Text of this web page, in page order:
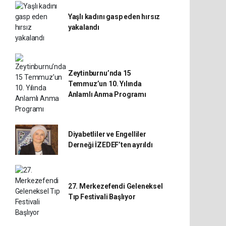
Yaşlı kadını gasp eden hırsız
yakalandı
Zeytinburnu’nda 15
Temmuz’un 10. Yılında
Anlamlı Anma Programı
Diyabetliler ve Engelliler
Derneği İZEDEF’ten ayrıldı
27. Merkezefendi Geleneksel
Tıp Festivali Başlıyor